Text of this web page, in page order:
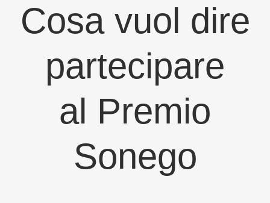
Cosa vuol dire
partecipare
al Premio
Sonego